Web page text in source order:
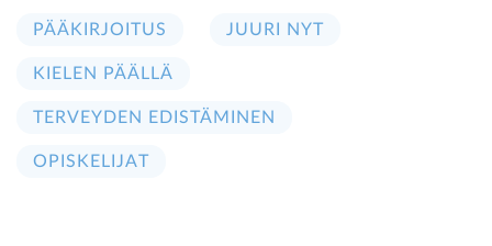
PÄÄKIRJOITUS JUURI NYT
KIELEN PÄÄLLÄ
TERVEYDEN EDISTÄMINEN
OPISKELIJAT